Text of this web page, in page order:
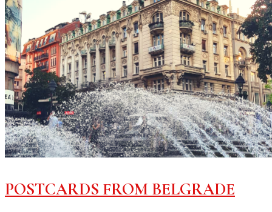
POSTCARDS FROM BELGRADE